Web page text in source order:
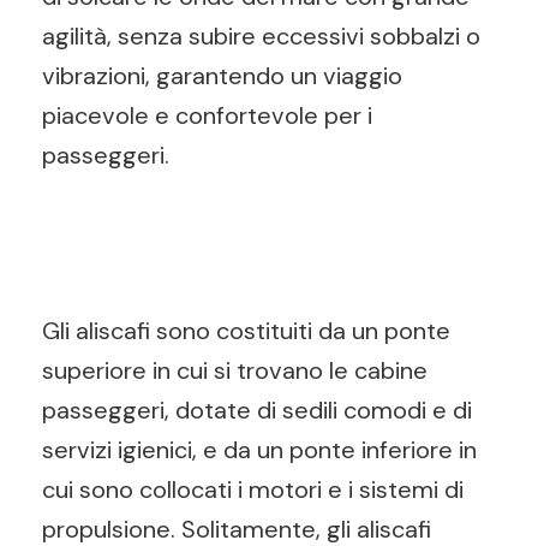
agilità, senza subire eccessivi sobbalzi o
vibrazioni, garantendo un viaggio
piacevole e confortevole per i
passeggeri.
Gli aliscafi sono costituiti da un ponte
superiore in cui si trovano le cabine
passeggeri, dotate di sedili comodi e di
servizi igienici, e da un ponte inferiore in
cui sono collocati i motori e i sistemi di
propulsione. Solitamente, gli aliscafi